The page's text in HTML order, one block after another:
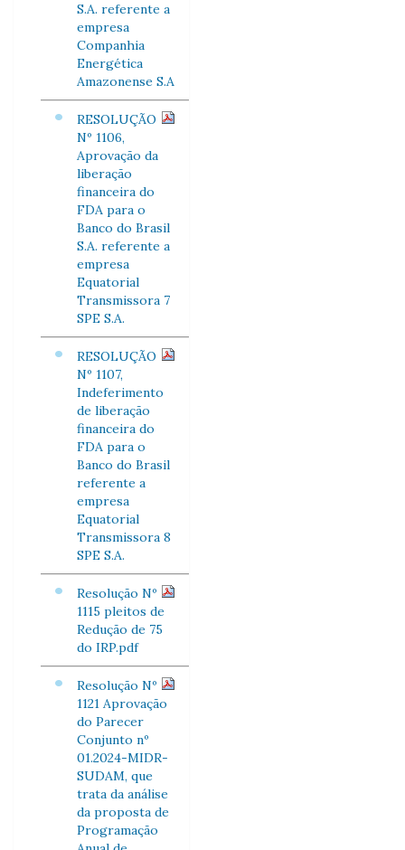
S.A. referente a
empresa
Companhia
Energética
Amazonense S.A
RESOLUÇÃO
Nº 1106,
Aprovação da
liberação
financeira do
FDA para o
Banco do Brasil
S.A. referente a
empresa
Equatorial
Transmissora 7
SPE S.A.
RESOLUÇÃO
Nº 1107,
Indeferimento
de liberação
financeira do
FDA para o
Banco do Brasil
referente a
empresa
Equatorial
Transmissora 8
SPE S.A.
Resolução Nº
1115 pleitos de
Redução de 75
do IRP.pdf
Resolução Nº
1121 Aprovação
do Parecer
Conjunto nº
01.2024-MIDR-
SUDAM, que
trata da análise
da proposta de
Programação